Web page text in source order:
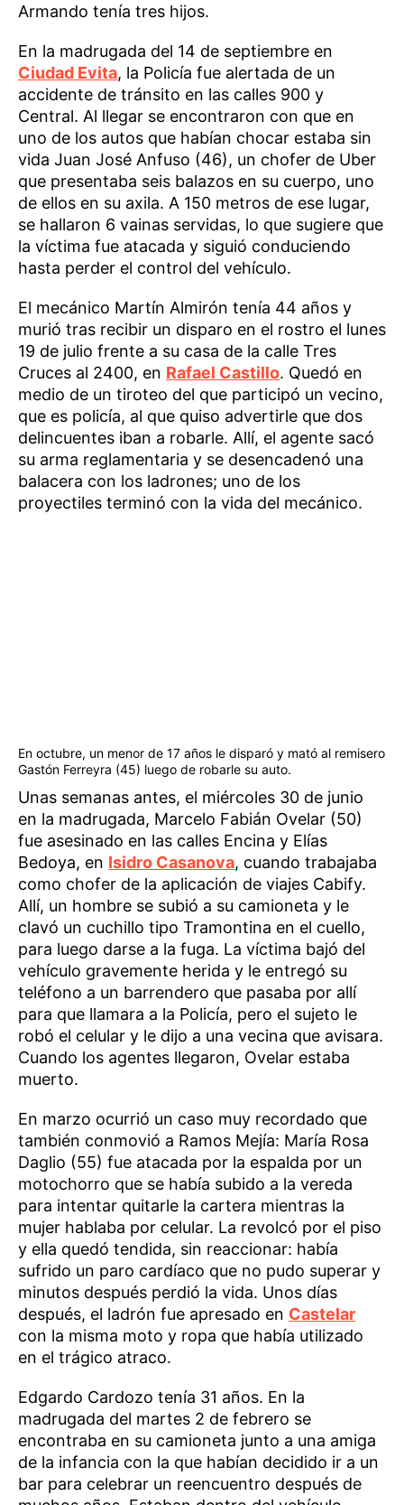
Armando tenía tres hijos.
En la madrugada del 14 de septiembre en
Ciudad Evita, la Policía fue alertada de un
accidente de tránsito en las calles 900 y
Central. Al llegar se encontraron con que en
uno de los autos que habían chocar estaba sin
vida Juan José Anfuso (46), un chofer de Uber
que presentaba seis balazos en su cuerpo, uno
de ellos en su axila. A 150 metros de ese lugar,
se hallaron 6 vainas servidas, lo que sugiere que
la víctima fue atacada y siguió conduciendo
hasta perder el control del vehículo.
El mecánico Martín Almirón tenía 44 años y
murió tras recibir un disparo en el rostro el lunes
19 de julio frente a su casa de la calle Tres
Cruces al 2400, en Rafael Castillo. Quedó en
medio de un tiroteo del que participó un vecino,
que es policía, al que quiso advertirle que dos
delincuentes iban a robarle. Allí, el agente sacó
su arma reglamentaria y se desencadenó una
balacera con los ladrones; uno de los
proyectiles terminó con la vida del mecánico.
En octubre, un menor de 17 años le disparó y mató al remisero
Gastón Ferreyra (45) luego de robarle su auto.
Unas semanas antes, el miércoles 30 de junio
en la madrugada, Marcelo Fabián Ovelar (50)
fue asesinado en las calles Encina y Elías
Bedoya, en Isidro Casanova, cuando trabajaba
como chofer de la aplicación de viajes Cabify.
Allí, un hombre se subió a su camioneta y le
clavó un cuchillo tipo Tramontina en el cuello,
para luego darse a la fuga. La víctima bajó del
vehículo gravemente herida y le entregó su
teléfono a un barrendero que pasaba por allí
para que llamara a la Policía, pero el sujeto le
robó el celular y le dijo a una vecina que avisara.
Cuando los agentes llegaron, Ovelar estaba
muerto.
En marzo ocurrió un caso muy recordado que
también conmovió a Ramos Mejía: María Rosa
Daglio (55) fue atacada por la espalda por un
motochorro que se había subido a la vereda
para intentar quitarle la cartera mientras la
mujer hablaba por celular. La revolcó por el piso
y ella quedó tendida, sin reaccionar: había
sufrido un paro cardíaco que no pudo superar y
minutos después perdió la vida. Unos días
después, el ladrón fue apresado en Castelar
con la misma moto y ropa que había utilizado
en el trágico atraco.
Edgardo Cardozo tenía 31 años. En la
madrugada del martes 2 de febrero se
encontraba en su camioneta junto a una amiga
de la infancia con la que habían decidido ir a un
bar para celebrar un reencuentro después de